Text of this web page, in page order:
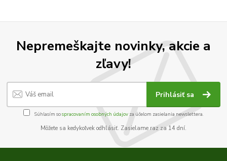
Nepremeškajte novinky, akcie a
zľavy!
Prihlásiť sa
Súhlasím sospracovaním osobných údajov za účelom zasielania newslettera.
Môžete sa kedykoľvek odhlásiť. Zasielame raz za 14 dní.